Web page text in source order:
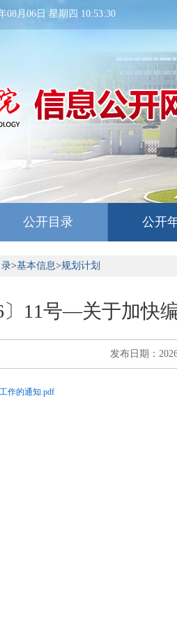
08月06日 星期四 10:53:30
公开目录 公开
>基本信息>规划计划
11号—关于加快
发布日期：
作的通知.pdf